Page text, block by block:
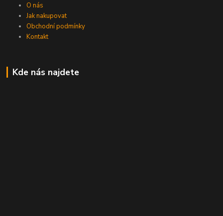
O nás
Jak nakupovat
Obchodní podmínky
Kontakt
Kde nás najdete